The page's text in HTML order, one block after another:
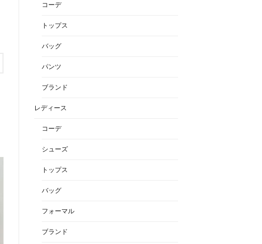
コーデ
トップス
バッグ
パンツ
ブランド
レディース
コーデ
シューズ
トップス
バッグ
フォーマル
ブランド